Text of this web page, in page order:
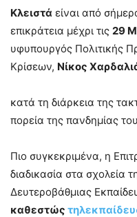
Κλειστά είναι από
επικράτεια μέχρι τις 29
υφυπουργός Πολιτικής
Κρίσεων, Νίκος
κατά τη διάρκεια της
πορεία της πανδημίας
Πιο συγκεκριμένα, η
διαδικασία στα σχολεία
Δευτεροβάθμιας
καθεστώς